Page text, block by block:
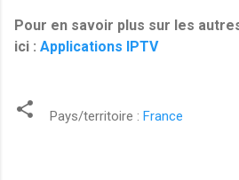
Pour en savoir plus sur les
ici : Applications IPTV
Pays/territoire : France